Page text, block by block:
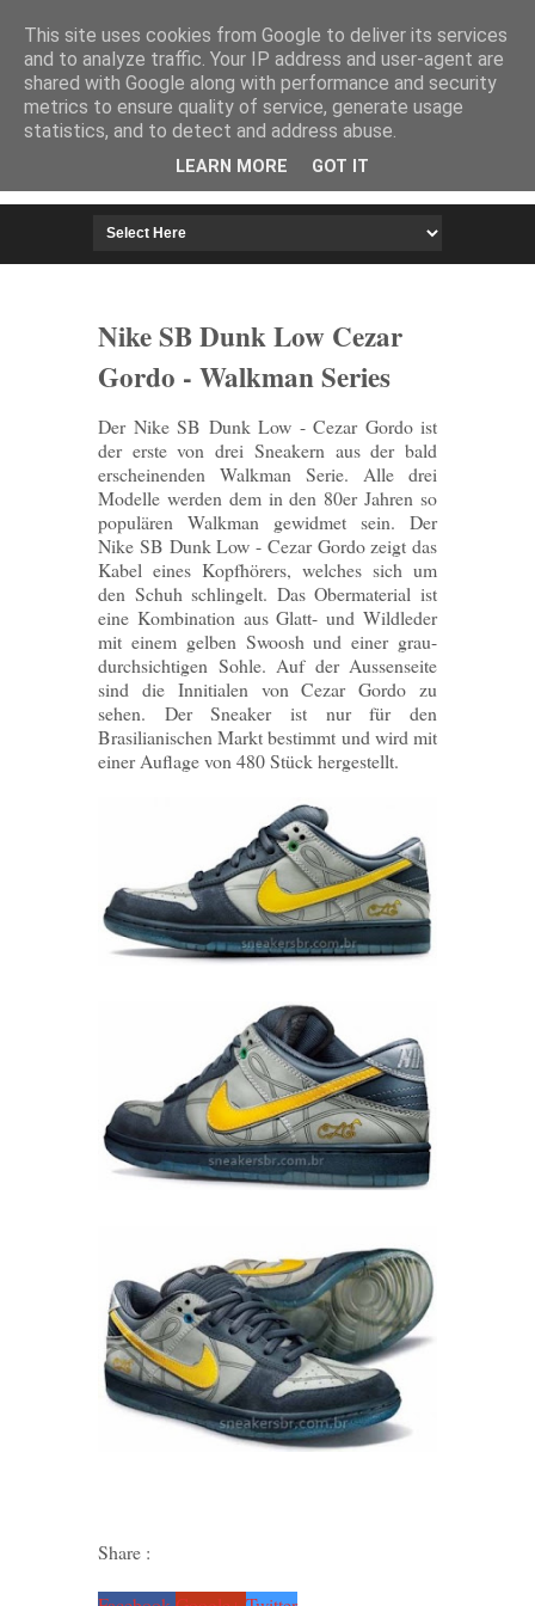
HOME IMPRESSUM
Nike SB Dunk Low Cezar
Gordo - Walkman Series
Der Nike SB Dunk Low - Cezar Gordo ist
der erste von drei Sneakern aus der bald
erscheinenden Walkman Serie. Alle drei
Modelle werden dem in den 80er Jahren so
populären Walkman gewidmet sein. Der
Nike SB Dunk Low - Cezar Gordo zeigt das
Kabel eines Kopfhörers, welches sich um
den Schuh schlingelt. Das Obermaterial ist
eine Kombination aus Glatt- und Wildleder
mit einem gelben Swoosh und einer grau-
durchsichtigen Sohle. Auf der Aussenseite
sind die Innitialen von Cezar Gordo zu
sehen. Der Sneaker ist nur für den
Brasilianischen Markt bestimmt und wird mit
einer Auflage von 480 Stück hergestellt.
Share :
This site uses cookies from Google to deliver its services
and to analyze traffic. Your IP address and user-agent are
shared with Google along with performance and security
metrics to ensure quality of service, generate usage
statistics, and to detect and address abuse.
LEARN MORE GOT IT